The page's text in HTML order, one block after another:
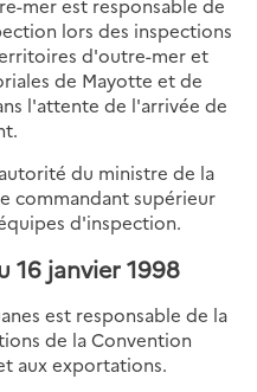
lors des inspections
d'outre-mer et
de Mayotte et de
l'attente de l'arrivée de
du ministre de la
commandant supérieur
d'inspection.
16 janvier 1998
est responsable de la
de la Convention
aux exportations.